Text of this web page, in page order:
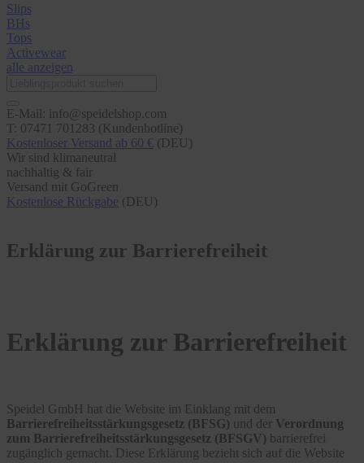
Slips
BHs
Tops
Activewear
alle anzeigen
E-Mail: info@speidelshop.com
T: 07471 701283 (Kundenhotline)
Kostenloser Versand ab 60 € (DEU)
Wir sind klimaneutral
nachhaltig & fair
Versand mit GoGreen
Kostenlose Rückgabe (DEU)
Erklärung zur Barrierefreiheit
Erklärung zur Barrierefreiheit
Speidel GmbH hat die Website im Einklang mit dem
Barrierefreiheitsstärkungsgesetz (BFSG) und der Verordnung
zum Barrierefreiheitsstärkungsgesetz (BFSGV) barrierefrei
zugänglich gemacht. Diese Erklärung bezieht sich auf die Website